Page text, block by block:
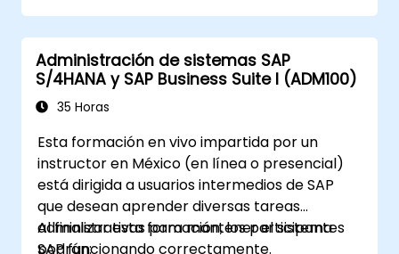
crear y asignar autorizaciones.
Administración de sistemas SAP
S/4HANA y SAP Business Suite I (ADM100)
35 Horas
Esta formación en vivo impartida por un
instructor en México (en línea o presencial)
está dirigida a usuarios intermedios de SAP
que desean aprender diversas tareas
administrativas para mantener el sistema
SAP funcionando correctamente.
Al finalizar esta formación, los participantes
podrán: